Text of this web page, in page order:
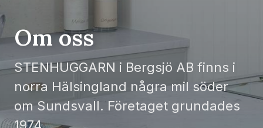
Om oss
STENHUGGARN i Bergsjö AB finns i
norra Hälsingland några mil söder
om Sundsvall. Företaget grundades
1974.